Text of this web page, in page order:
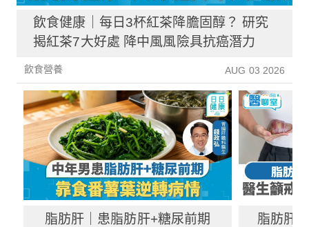
飲食健康｜每日3杯紅茶降膽固醇？ 研究
揭紅茶7大好處 降中風風險具抗癌潛力
飲食營養 AUG 03 2026
脂肪肝｜患脂肪肝+糖尿前期
脂肪肝